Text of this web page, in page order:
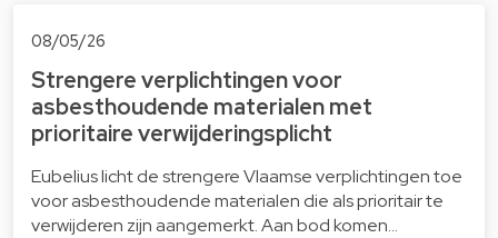
08/05/26
Strengere verplichtingen voor
asbesthoudende materialen met
prioritaire verwijderingsplicht
Eubelius licht de strengere Vlaamse verplichtingen toe
voor asbesthoudende materialen die als prioritair te
verwijderen zijn aangemerkt. Aan bod komen…